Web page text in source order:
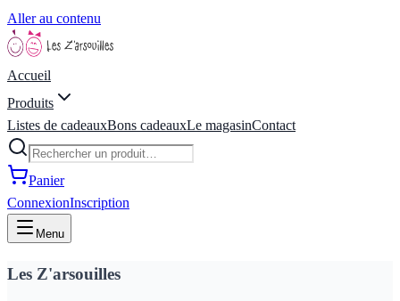
Aller au contenu
Accueil
Produits
Listes de cadeauxBons cadeauxLe magasinContact
Panier
ConnexionInscription
Menu
Les Z'arsouilles